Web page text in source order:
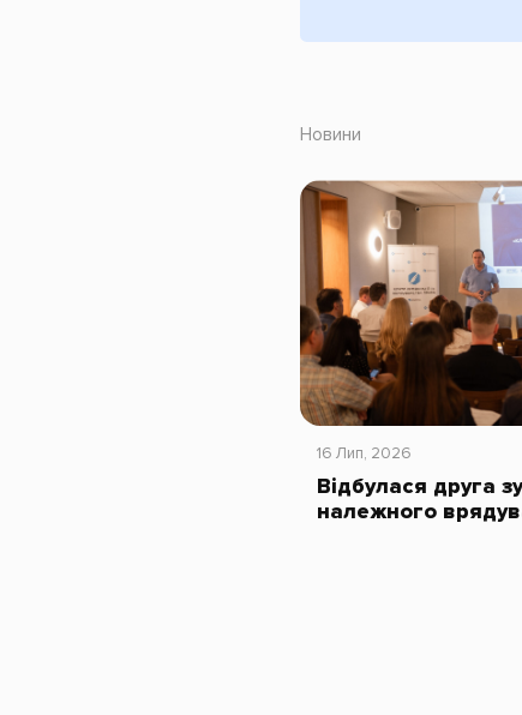
Новини
16 Лип, 2026
Відбулася друга
належного